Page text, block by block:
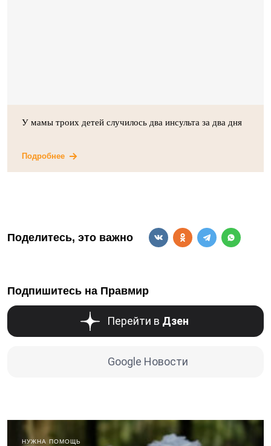
У мамы троих детей случилось два инсульта за два дня
Подробнее
Поделитесь, это важно
Подпишитесь на Правмир
Перейти в Дзен
Google Новости
НУЖНА ПОМОЩЬ